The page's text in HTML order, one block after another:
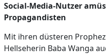
Social-Media-Nutzer
Propagandisten
Mit ihren düsteren
Hellseherin Baba Wanga